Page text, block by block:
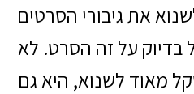
את גיבורי הסרטים
על זה הסרט. לא
מאוד לשנוא, היא גם